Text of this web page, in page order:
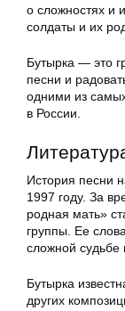
о сложностях и
солдаты и их
Бутырка — это
песни и
одними из
в России.
История песни
1997 году. За
родная мать»
группы. Ее
сложной судьбе
Бутырка
других